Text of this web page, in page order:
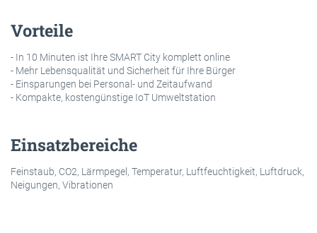
Vorteile
- In 10 Minuten ist Ihre SMART City komplett online
- Mehr Lebensqualität und Sicherheit für Ihre Bürger
- Einsparungen bei Personal- und Zeitaufwand
- Kompakte, kostengünstige IoT Umweltstation
Einsatzbereiche
Feinstaub, CO2, Lärmpegel, Temperatur, Luftfeuchtigkeit, Luftdruck,
Neigungen, Vibrationen